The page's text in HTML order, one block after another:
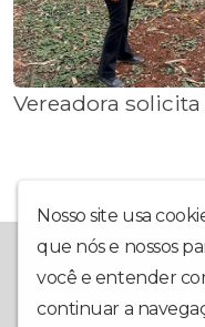
Vereadora
Nosso site usa
que nós e nossos
você e entender
continuar a
A Rádio Piracicaba foi
em 1º de março de
sempre a melhor
Programa de Esportes